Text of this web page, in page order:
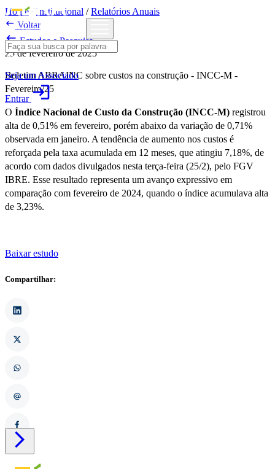
Seja um Associado
Entrarlogin
Home/Institucional /Relatórios Anuais
 Voltar
Estudos e Pesquisa
25 de fevereiro de 2025
Boletim ABRAINC sobre custos na construção - INCC-M -
Fevereiro/25
O Índice Nacional de Custo da Construção (INCC-M) registrou
alta de 0,51% em fevereiro, porém abaixo da variação de 0,71%
observada em janeiro. A tendência de aumento nos custos é
reforçada pela taxa acumulada em 12 meses, que atingiu 7,18%, de
acordo com dados divulgados nesta terça-feira (25/2), pelo FGV
IBRE. Esse resultado representa um avanço expressivo em
comparação com fevereiro de 2024, quando o índice acumulava alta
de 3,23%.
Baixar estudo
Compartilhar:
